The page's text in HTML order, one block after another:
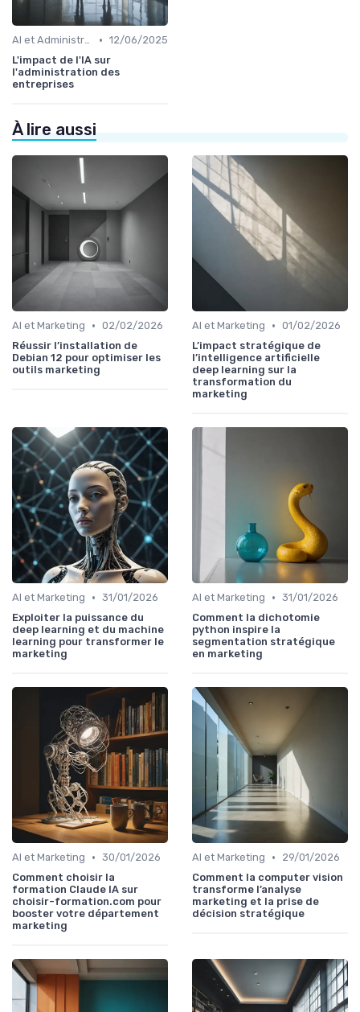
AI et Administration • 12/06/2025
L'impact de l'IA sur
l'administration des
entreprises
À lire aussi
AI et Marketing • 02/02/2026
Réussir l’installation de
Debian 12 pour optimiser les
outils marketing
AI et Marketing • 01/02/2026
L’impact stratégique de
l’intelligence artificielle
deep learning sur la
transformation du
marketing
AI et Marketing • 31/01/2026
Exploiter la puissance du
deep learning et du machine
learning pour transformer le
marketing
AI et Marketing • 31/01/2026
Comment la dichotomie
python inspire la
segmentation stratégique
en marketing
AI et Marketing • 30/01/2026
Comment choisir la
formation Claude IA sur
choisir-formation.com pour
booster votre département
marketing
AI et Marketing •
29/01/2026
Comment la computer vision
transforme l’analyse
marketing et la prise de
décision stratégique